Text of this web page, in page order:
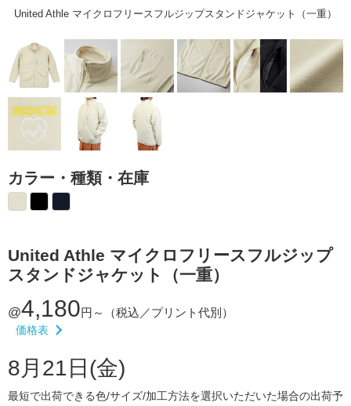
United Athle マイクロフリースフルジップスタンドジャケット（一重）
カラー・種類・在庫
United Athle マイクロフリースフルジップ
スタンドジャケット（一重）
@4,180円～ （税込／プリント代別）
価格表
8月21日(金)
最短で出荷できる色/サイズ/加工方法を選択いただいた場合の出荷予